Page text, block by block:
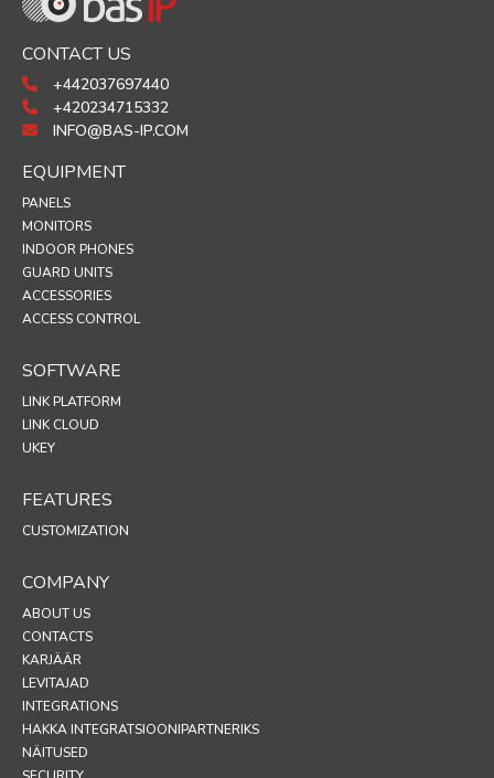
CONTACT US
+442037697440
+420234715332
INFO@BAS-IP.COM
EQUIPMENT
PANELS
MONITORS
INDOOR PHONES
GUARD UNITS
ACCESSORIES
ACCESS CONTROL
SOFTWARE
LINK PLATFORM
LINK CLOUD
UKEY
FEATURES
CUSTOMIZATION
COMPANY
ABOUT US
CONTACTS
KARJÄÄR
LEVITAJAD
INTEGRATIONS
HAKKA INTEGRATSIOONIPARTNERIKS
NÄITUSED